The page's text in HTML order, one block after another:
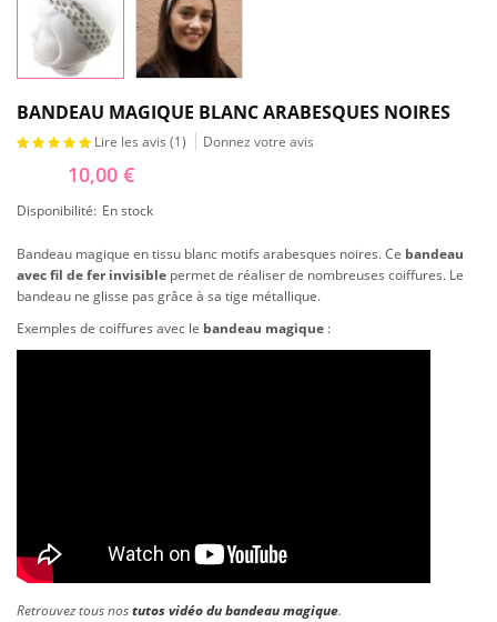
BANDEAU MAGIQUE BLANC ARABESQUES NOIRES
Lire les avis (1) Donnez votre avis
10,00 €
Disponibilité: En stock
Bandeau magique en tissu blanc motifs arabesques noires. Ce bandeau
avec fil de fer invisible permet de réaliser de nombreuses coiffures. Le
bandeau ne glisse pas grâce à sa tige métallique.
Exemples de coiffures avec le bandeau magique :
Retrouvez tous nostutos vidéo du bandeau magique.